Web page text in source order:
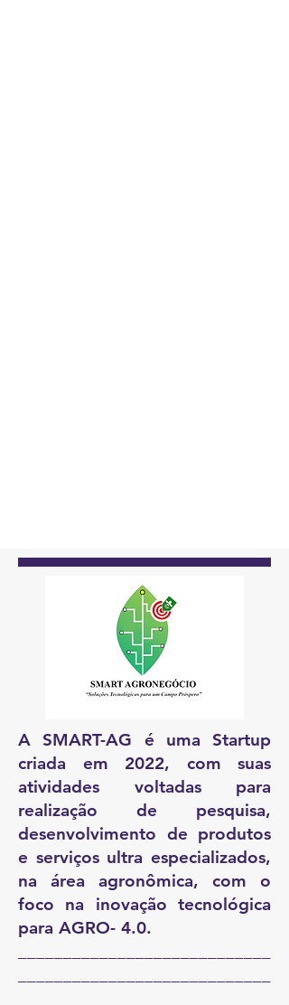
A SMART-AG é uma Startup
criada em 2022, com suas
atividades voltadas para
realização de pesquisa,
desenvolvimento de produtos
e serviços ultra especializados,
na área agronômica, com o
foco na inovação tecnológica
para AGRO- 4.0.